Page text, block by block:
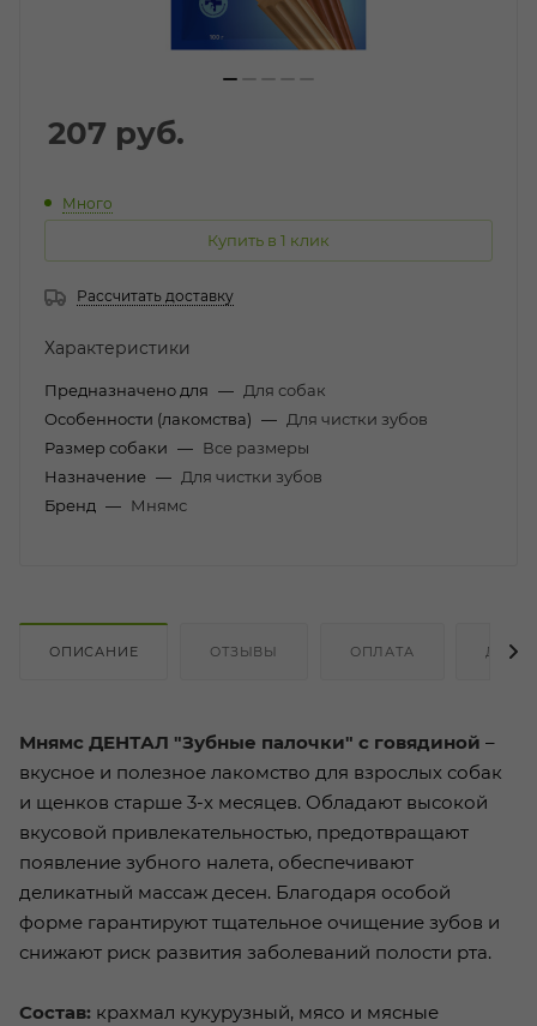
207 руб.
Много
Купить в 1 клик
Рассчитать доставку
Характеристики
Предназначено для — Для собак
Особенности (лакомства) — Для чистки зубов
Размер собаки — Все размеры
Назначение — Для чистки зубов
Бренд — Мнямс
ОПИСАНИЕ ОТЗЫВЫ ОПЛАТА
Мнямс ДЕНТАЛ "Зубные палочки" с говядиной –
вкусное и полезное лакомство для взрослых собак
и щенков старше 3-х месяцев. Обладают высокой
вкусовой привлекательностью, предотвращают
появление зубного налета, обеспечивают
деликатный массаж десен. Благодаря особой
форме гарантируют тщательное очищение зубов и
снижают риск развития заболеваний полости рта.
Состав: крахмал кукурузный, мясо и мясные